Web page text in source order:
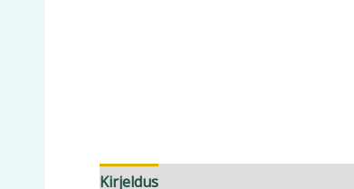
Kirjeldus